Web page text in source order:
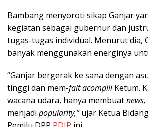
Bambang menyoroti sikap Ganjar
kegiatan sebagai gubernur dan
tugas-tugas individual. Menurut dia,
banyak menggunakan energinya
“Ganjar bergerak ke sana dengan
tinggi dan mem-faitacomplliKetum.
wacana udara, hanya membuatnews,
menjadi popularity,” ujar Ketua